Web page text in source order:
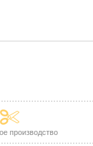
производство